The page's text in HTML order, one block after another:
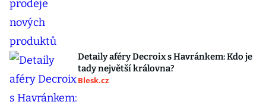
Detaily aféry Decroix s Havránkem: Kdo je
tady největší královna?
Blesk.cz